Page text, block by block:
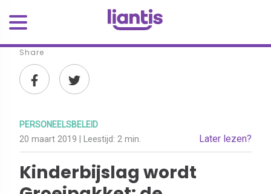
Share
PERSONEELSBELEID
20 maart 2019 | Leestijd: 2 min. Later lezen?
Kinderbijslag wordt